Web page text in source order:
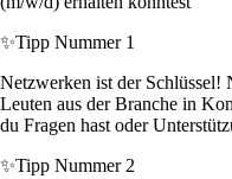
✨Tipp Nummer 1
Netzwerken ist der
Leuten aus der Branche in
du Fragen hast oder
✨Tipp Nummer 2